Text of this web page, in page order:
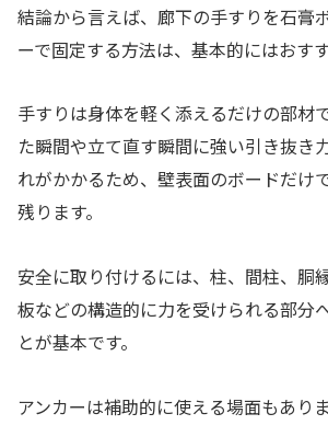
結論から言えば、廊下の手すりを石膏
ーで固定する方法は、基本的にはおす
手すりは身体を軽く添えるだけの部材
た瞬間や立て直す瞬間に強い引き抜き
れがかかるため、壁表面のボードだけ
残ります。
安全に取り付けるには、柱、間柱、胴
板などの構造的に力を受けられる部分
とが基本です。
アンカーは補助的に使える場面もあり